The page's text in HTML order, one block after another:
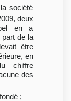
société
deux
en a
part de la
être
en
chiffre
des
;